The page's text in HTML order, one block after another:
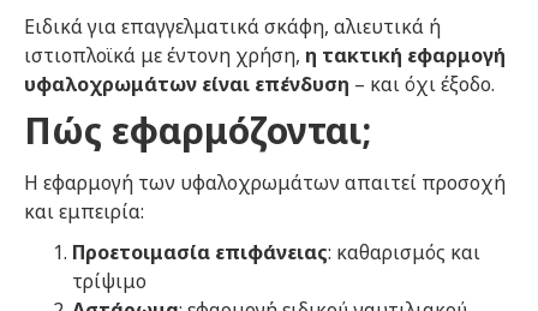
Ειδικά για επαγγελματικά σκάφη, αλιευτικά ή
ιστιοπλοϊκά με έντονη χρήση, η τακτική εφαρμογή
υφαλοχρωμάτων είναι επένδυση – και όχι έξοδο.
Πώς εφαρμόζονται;
Η εφαρμογή των υφαλοχρωμάτων απαιτεί προσοχή
και εμπειρία:
Προετοιμασία επιφάνειας: καθαρισμός και
τρίψιμο